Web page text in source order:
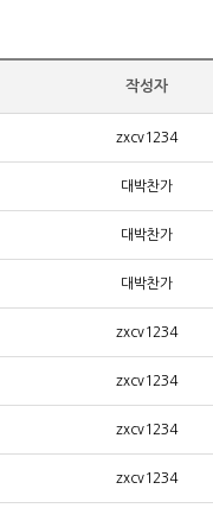
작성자
zxcv1234
대박찬가
대박찬가
대박찬가
zxcv1234
zxcv1234
zxcv1234
zxcv1234